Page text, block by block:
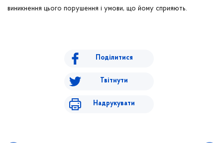
виникнення цього порушення і умови, що йому сприяють.
Поділитися
Твітнути
Надрукувати